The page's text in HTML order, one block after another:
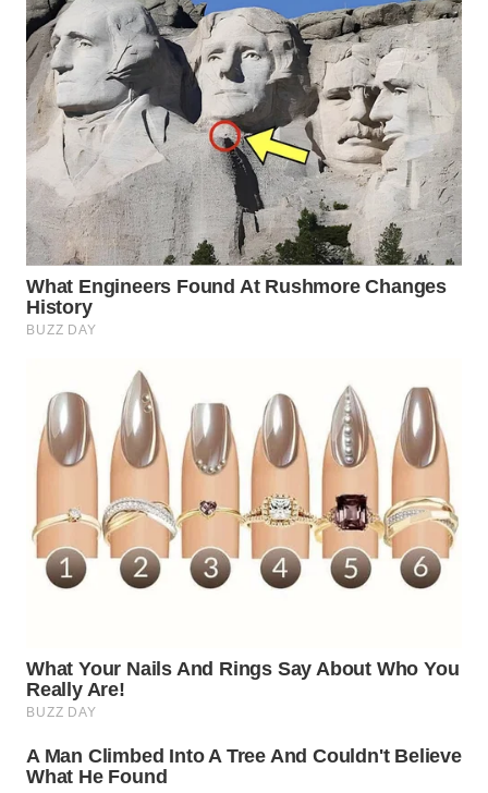
WN
PAKPAK
WN
KARAWANG
WN
BEKASI
WN
BOGOR
DEPOK
WN
TAPANULI
WN
SAMOSIR
PADANG
LAWAS
SUMEDANG